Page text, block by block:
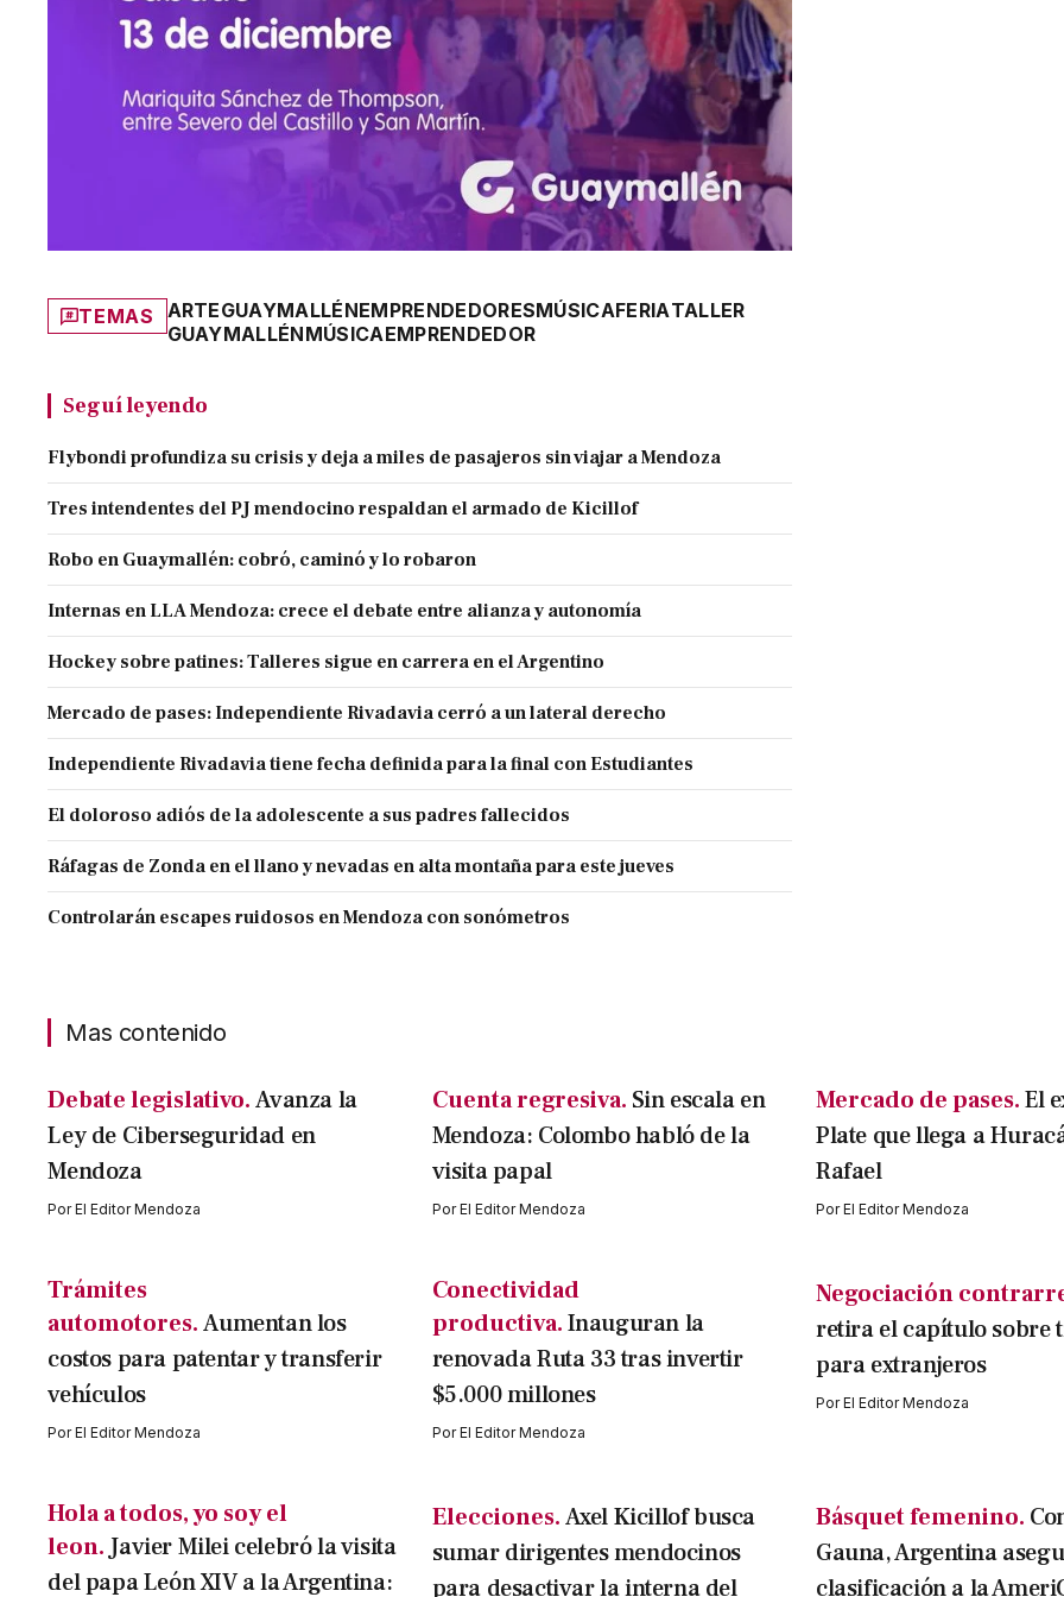
TEMAS ARTEGUAYMALLÉNEMPRENDEDORESMÚSICAFERIATALLER
GUAYMALLÉNMÚSICAEMPRENDEDOR
Seguí leyendo
Flybondi profundiza su crisis y deja a miles de pasajeros sin viajar a Mendoza
Tres intendentes del PJ mendocino respaldan el armado de Kicillof
Robo en Guaymallén: cobró, caminó y lo robaron
Internas en LLA Mendoza: crece el debate entre alianza y autonomía
Hockey sobre patines: Talleres sigue en carrera en el Argentino
Mercado de pases: Independiente Rivadavia cerró a un lateral derecho
Independiente Rivadavia tiene fecha definida para la final con Estudiantes
El doloroso adiós de la adolescente a sus padres fallecidos
Ráfagas de Zonda en el llano y nevadas en alta montaña para este jueves
Controlarán escapes ruidosos en Mendoza con sonómetros
Mas contenido
Debate legislativo. Avanza la
Ley de Ciberseguridad en
Mendoza
PorEl Editor Mendoza
Cuenta regresiva. Sin escala en
Mendoza: Colombo habló de la
visita papal
PorEl Editor Mendoza
Mercado de pases.El
Plate que llega a
Rafael
PorEl Editor Mendoza
Trámites
automotores. Aumentan los
costos para patentar y transferir
vehículos
PorEl Editor Mendoza
Conectividad
productiva.Inauguran la
renovada Ruta 33 tras invertir
$5.000 millones
PorEl Editor Mendoza
Negociación
retira el capítulo sobre
para extranjeros
PorEl Editor Mendoza
Hola a todos, yo soy el
leon. Javier Milei celebró la visita
del papa León XIV a la Argentina:
Elecciones.Axel Kicillof busca
sumar dirigentes mendocinos
para desactivar la interna del
Básquet femenino.
Gauna, Argentina
clasificación a la